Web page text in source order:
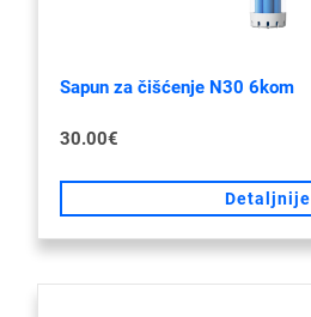
Sapun za čišćenje N30 6kom
30.00€
Detaljnije